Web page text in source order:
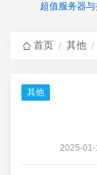
超值服务器
首页 / 其他 /
其他
2025-